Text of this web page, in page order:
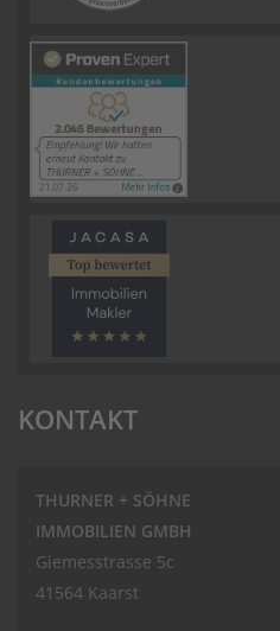
KONTAKT
THURNER + SÖHNE
IMMOBILIEN GMBH
Giemesstrasse 5c
41564 Kaarst